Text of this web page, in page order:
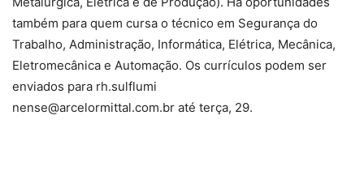
também para quem cursa o técnico em Segurança do
Trabalho, Administração, Informática, Elétrica, Mecânica,
Eletromecânica e Automação. Os currículos podem ser
enviados para rh.sulflumi
nense@arcelormittal.com.br até terça, 29.